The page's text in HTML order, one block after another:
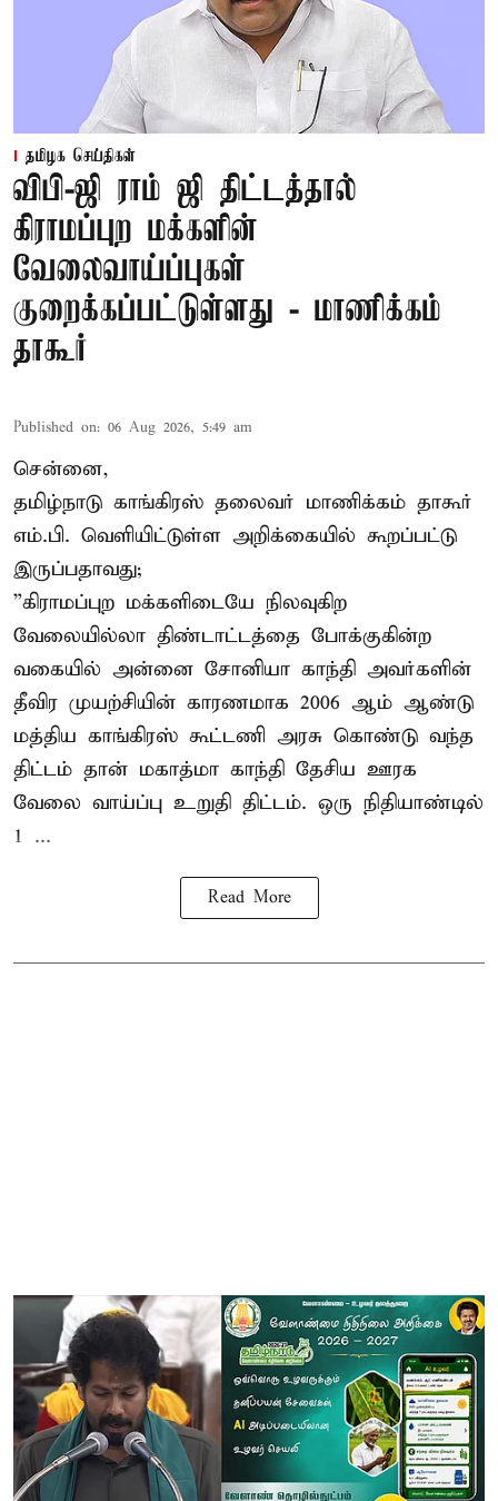
தமிழக செய்திகள்
விபி-ஜி ராம் ஜி திட்டத்தால்
கிராமப்புற மக்களின்
வேலைவாய்ப்புகள்
குறைக்கப்பட்டுள்ளது - மாணிக்கம்
தாகூர்
Published on: 06 Aug 2026, 5:49 am
சென்னை,
தமிழ்நாடு காங்கிரஸ் தலைவர் மாணிக்கம் தாகூர்
எம்.பி. வெளியிட்டுள்ள அறிக்கையில் கூறப்பட்டு
இருப்பதாவது;
”கிராமப்புற மக்களிடையே நிலவுகிற
வேலையில்லா திண்டாட்டத்தை போக்குகின்ற
வகையில் அன்னை சோனியா காந்தி அவர்களின்
தீவிர முயற்சியின் காரணமாக 2006 ஆம் ஆண்டு
மத்திய காங்கிரஸ் கூட்டணி அரசு கொண்டு வந்த
திட்டம் தான் மகாத்மா காந்தி தேசிய ஊரக
வேலை வாய்ப்பு உறுதி திட்டம். ஒரு நிதியாண்டில்
1 ...
Read More